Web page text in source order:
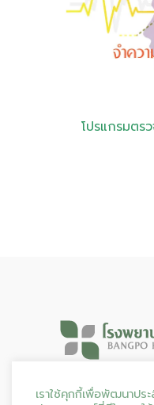
โปรแกรมตร
Hours &
เราใช้คุกกี้เพื่อพัฒนาปร